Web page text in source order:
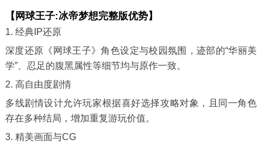
【网球王子:冰帝梦想完整版优势】
1. 经典IP还原
深度还原《网球王子》角色设定与校园氛围，迹部的“华丽美
学”、忍足的腹黑属性等细节均与原作一致。
2. 高自由度剧情
多线剧情设计允许玩家根据喜好选择攻略对象，且同一角色
存在多种结局，增加重复游玩价值。
3. 精美画面与CG